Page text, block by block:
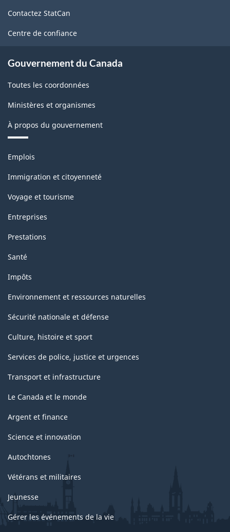
ce
site
Contactez StatCan
Centre de confiance
Gouvernement du Canada
Toutes les coordonnées
Ministères et organismes
À propos du gouvernement
Thèmes
sujets
Emplois
Immigration et citoyenneté
Voyage et tourisme
Entreprises
Prestations
Santé
Impôts
Environnement et ressources naturelles
Sécurité nationale et défense
Culture, histoire et sport
Services de police, justice et urgences
Transport et infrastructure
Le Canada et le monde
Argent et finance
Science et innovation
Autochtones
Vétérans et militaires
Jeunesse
Gérer les événements de la vie